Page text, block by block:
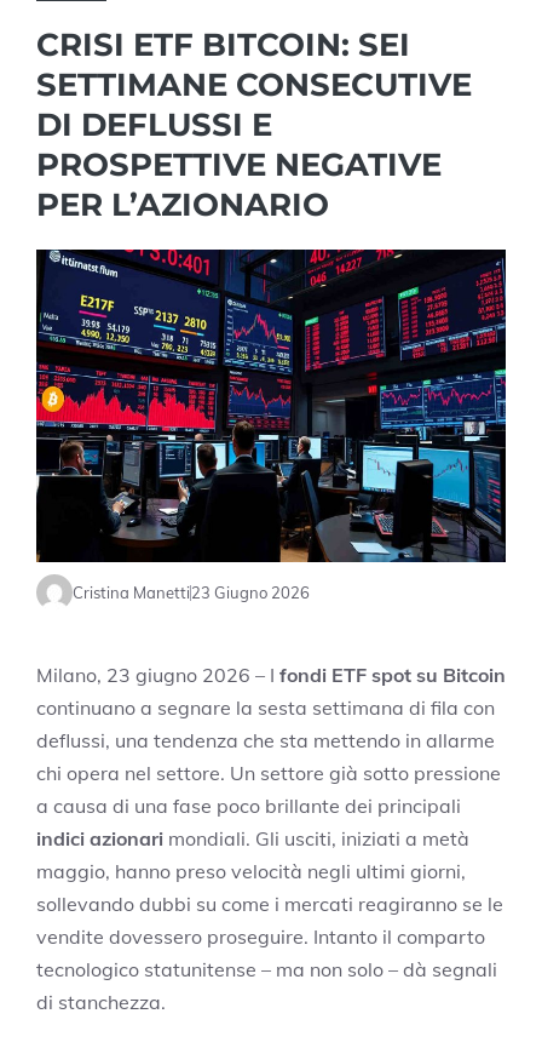
CRISI ETF BITCOIN: SEI
SETTIMANE CONSECUTIVE
DI DEFLUSSI E
PROSPETTIVE NEGATIVE
PER L’AZIONARIO
Cristina Manetti23 Giugno 2026
Milano, 23 giugno 2026 – I fondi ETF spot su Bitcoin
continuano a segnare la sesta settimana di fila con
deflussi, una tendenza che sta mettendo in allarme
chi opera nel settore. Un settore già sotto pressione
a causa di una fase poco brillante dei principali
indici azionari mondiali. Gli usciti, iniziati a metà
maggio, hanno preso velocità negli ultimi giorni,
sollevando dubbi su come i mercati reagiranno se le
vendite dovessero proseguire. Intanto il comparto
tecnologico statunitense – ma non solo – dà segnali
di stanchezza.